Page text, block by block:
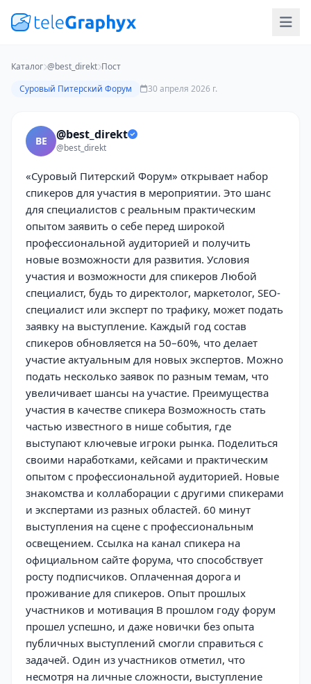
Каталог @best_direkt Пост
Суровый Питерский Форум
30 апреля 2026 г.
BE @best_direkt
@best_direkt
«Суровый Питерский Форум» открывает набор
спикеров для участия в мероприятии. Это шанс
для специалистов с реальным практическим
опытом заявить о себе перед широкой
профессиональной аудиторией и получить
новые возможности для развития. Условия
участия и возможности для спикеров Любой
специалист, будь то директолог, маркетолог, SEO-
специалист или эксперт по трафику, может подать
заявку на выступление. Каждый год состав
спикеров обновляется на 50–60%, что делает
участие актуальным для новых экспертов. Можно
подать несколько заявок по разным темам, что
увеличивает шансы на участие. Преимущества
участия в качестве спикера Возможность стать
частью известного в нише события, где
выступают ключевые игроки рынка. Поделиться
своими наработками, кейсами и практическим
опытом с профессиональной аудиторией. Новые
знакомства и коллаборации с другими спикерами
и экспертами из разных областей. 60 минут
выступления на сцене с профессиональным
освещением. Ссылка на канал спикера на
официальном сайте форума, что способствует
росту подписчиков. Оплаченная дорога и
проживание для спикеров. Опыт прошлых
участников и мотивация В прошлом году форум
прошел успешно, и даже новички без опыта
публичных выступлений смогли справиться с
задачей. Один из участников отметил, что
несмотря на личные сложности, выступление